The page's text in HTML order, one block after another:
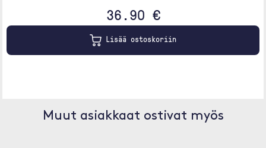
36.90 €
Lisää ostoskoriin
Muut asiakkaat ostivat myös